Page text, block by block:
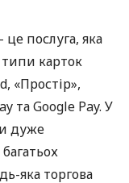
послуга, яка
карток
«Простір»,
та Google Pay. У
дуже
яка торгова